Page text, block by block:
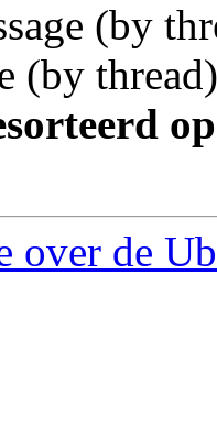
(by
(by
over de